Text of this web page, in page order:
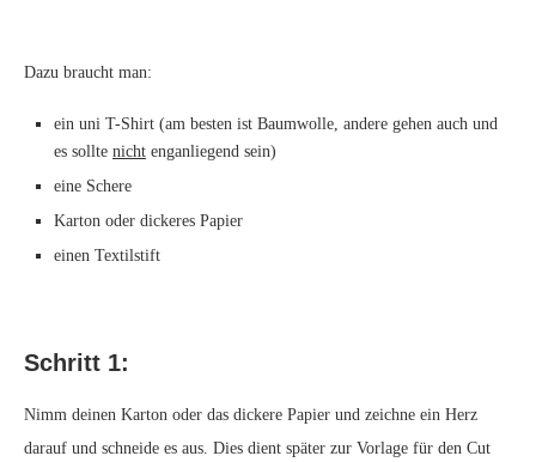
Dazu braucht man:
ein uni T-Shirt (am besten ist Baumwolle, andere gehen auch und
es sollte nicht enganliegend sein)
eine Schere
Karton oder dickeres Papier
einen Textilstift
Schritt 1:
Nimm deinen Karton oder das dickere Papier und zeichne ein Herz
darauf und schneide es aus. Dies dient später zur Vorlage für den Cut